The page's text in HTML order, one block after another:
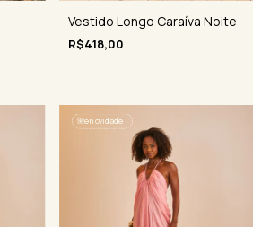
Vestido Longo Caraíva Noite
R$418,00
🌺é novidade